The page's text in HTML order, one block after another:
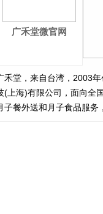
广禾堂微官网
禾堂，来自台湾，2003
(上海)有限公司，面向全
子餐外送和月子食品服